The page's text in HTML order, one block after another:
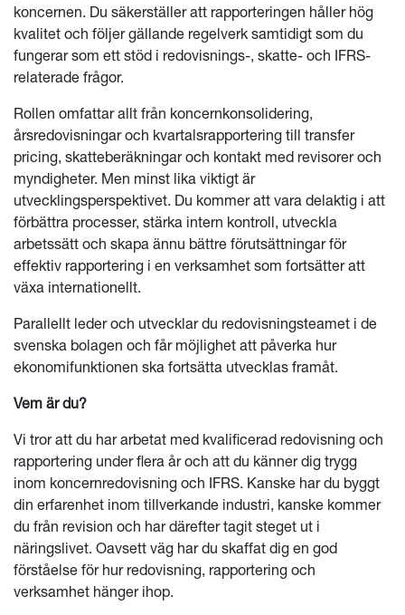
koncernen. Du säkerställer att rapporteringen håller hög
kvalitet och följer gällande regelverk samtidigt som du
fungerar som ett stöd i redovisnings-, skatte- och IFRS-
relaterade frågor.
Rollen omfattar allt från koncernkonsolidering,
årsredovisningar och kvartalsrapportering till transfer
pricing, skatteberäkningar och kontakt med revisorer och
myndigheter. Men minst lika viktigt är
utvecklingsperspektivet. Du kommer att vara delaktig i att
förbättra processer, stärka intern kontroll, utveckla
arbetssätt och skapa ännu bättre förutsättningar för
effektiv rapportering i en verksamhet som fortsätter att
växa internationellt.
Parallellt leder och utvecklar du redovisningsteamet i de
svenska bolagen och får möjlighet att påverka hur
ekonomifunktionen ska fortsätta utvecklas framåt.
Vem är du?
Vi tror att du har arbetat med kvalificerad redovisning och
rapportering under flera år och att du känner dig trygg
inom koncernredovisning och IFRS. Kanske har du byggt
din erfarenhet inom tillverkande industri, kanske kommer
du från revision och har därefter tagit steget ut i
näringslivet. Oavsett väg har du skaffat dig en god
förståelse för hur redovisning, rapportering och
verksamhet hänger ihop.